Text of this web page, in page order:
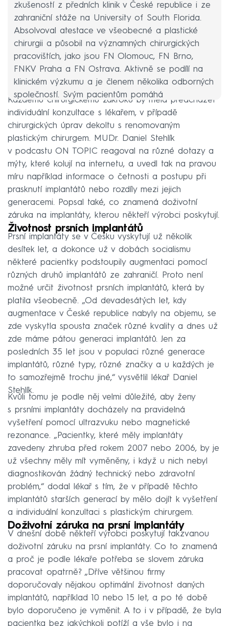
zkušeností z předních klinik v České republice i ze
zahraniční stáže na University of South Florida.
Absolvoval atestace ve všeobecné a plastické
chirurgii a působil na významných chirurgických
pracovištích, jako jsou FN Olomouc, FN Brno,
FNKV Praha a FN Ostrava. Aktivně se podílí na
klinickém výzkumu a je členem několika odborných
společností. Svým pacientům pomáhá
prostřednictvím zákroků estetické chirurgie řešit
kosmetické i funkční problémy včetně stavů po
úrazech, velkých redukcí hmotnosti či následků
jiných operací s důrazem na detail a přirozený
výsledek. Věnuje se také onkoplastické chirurgii u
pacientek s nádorovým onemocněním prsů.
Každému chirurgickému zákroku by měla předcházet
individuální konzultace s lékařem, v případě
chirurgických úprav dekoltu s renomovaným
plastickým chirurgem. MUDr. Daniel Stehlík
v podcastu ON TOPIC reagoval na různé dotazy a
mýty, které kolují na internetu, a uvedl tak na pravou
míru například informace o četnosti a postupu při
prasknutí implantátů nebo rozdíly mezi jejich
generacemi. Popsal také, co znamená doživotní
záruka na implantáty, kterou někteří výrobci poskytují.
Životnost prsních implantátů
Prsní implantáty se v Česku vyskytují už několik
desítek let, a dokonce už v dobách socialismu
některé pacientky podstoupily augmentaci pomocí
různých druhů implantátů ze zahraničí. Proto není
možné určit životnost prsních implantátů, která by
platila všeobecně. „Od devadesátých let, kdy
augmentace v České republice nabyly na objemu, se
zde vyskytla spousta značek různé kvality a dnes už
zde máme pátou generaci implantátů. Jen za
posledních 35 let jsou v populaci různé generace
implantátů, různé typy, různé značky a u každých je
to samozřejmě trochu jiné,“ vysvětlil lékař Daniel
Stehlík.
Kvůli tomu je podle něj velmi důležité, aby ženy
s prsními implantáty docházely na pravidelná
vyšetření pomocí ultrazvuku nebo magnetické
rezonance. „Pacientky, které měly implantáty
zavedeny zhruba před rokem 2007 nebo 2006, by je
už všechny měly mít vyměněny, i když u nich nebyl
diagnostikován žádný technický nebo zdravotní
problém,“ dodal lékař s tím, že v případě těchto
implantátů starších generací by mělo dojít k vyšetření
a individuální konzultaci s plastickým chirurgem.
Doživotní záruka na prsní implantáty
V dnešní době někteří výrobci poskytují takzvanou
doživotní záruku na prsní implantáty. Co to znamená
a proč je podle lékaře potřeba se slovem záruka
pracovat opatrně? „Dříve většinou firmy
doporučovaly nějakou optimální životnost daných
implantátů, například 10 nebo 15 let, a po té době
bylo doporučeno je vyměnit. A to i v případě, že byla
pacientka bez jakýchkoli potíží a vše bylo i na